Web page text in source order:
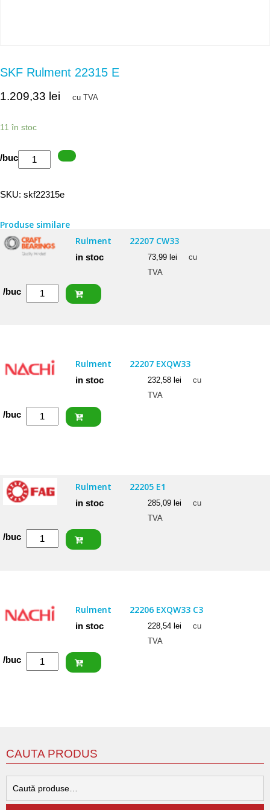
SKF Rulment 22315 E
1.209,33 lei cu TVA
11 în stoc
Cantitate
/buc
SKU: skf22315e
Produse similare
Rulment
22207 CW33
in stoc 73,99 lei
cu
TVA
Cantitate
CRAFT
/buc
Rulment 22207 EXQW33
in stoc 232,58 lei
cu
TVA
Cantitate
NACHI
/buc
Rulment 22205 E1
in stoc 285,09 lei
cu
TVA
Cantitate
/buc
Rulment 22206 EXQW33 C3
in stoc 228,54 lei
cu
TVA
Cantitate
NACHI
/buc
CAUTA PRODUS